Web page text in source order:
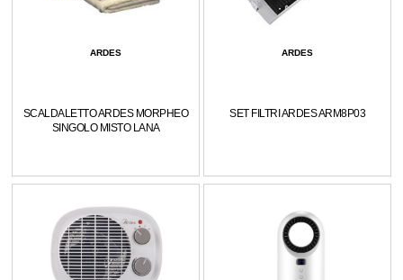
ARDES
SCALDALETTO ARDES MORPHEO
SINGOLO MISTO LANA
ARDES
SET FILTRI ARDES ARM8P03